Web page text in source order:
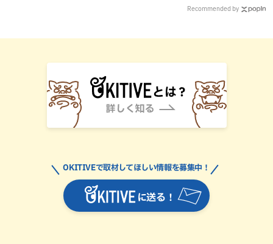
Recommended by
に送る！
OKITIVEで取材してほしい情報を募集中！